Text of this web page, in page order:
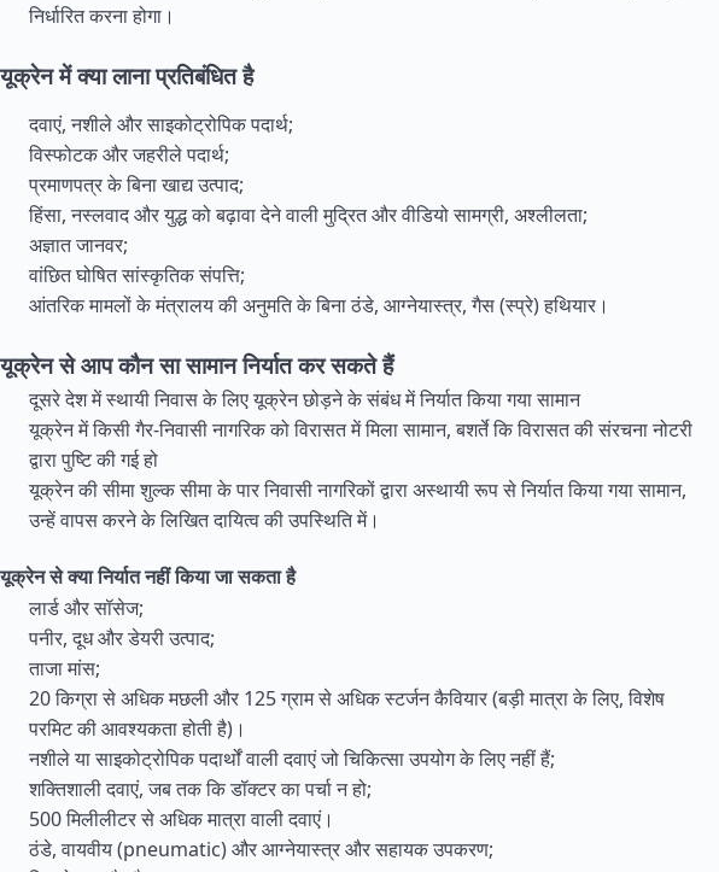
निर्धारित करना होगा।
यूक्रेन में क्या लाना प्रतिबंधित है
दवाएं, नशीले और साइकोट्रोपिक पदार्थ;
विस्फोटक और जहरीले पदार्थ;
प्रमाणपत्र के बिना खाद्य उत्पाद;
हिंसा, नस्लवाद और युद्ध को बढ़ावा देने वाली मुद्रित और वीडियो सामग्री, अश्लीलता;
अज्ञात जानवर;
वांछित घोषित सांस्कृतिक संपत्ति;
आंतरिक मामलों के मंत्रालय की अनुमति के बिना ठंडे, आग्नेयास्त्र, गैस (स्प्रे) हथियार।
यूक्रेन से आप कौन सा सामान निर्यात कर सकते हैं
दूसरे देश में स्थायी निवास के लिए यूक्रेन छोड़ने के संबंध में निर्यात किया गया सामान
यूक्रेन में किसी गैर-निवासी नागरिक को विरासत में मिला सामान, बशर्ते कि विरासत की संरचना नोटरी
द्वारा पुष्टि की गई हो
यूक्रेन की सीमा शुल्क सीमा के पार निवासी नागरिकों द्वारा अस्थायी रूप से निर्यात किया गया सामान,
उन्हें वापस करने के लिखित दायित्व की उपस्थिति में।
यूक्रेन से क्या निर्यात नहीं किया जा सकता है
लार्ड और सॉसेज;
पनीर, दूध और डेयरी उत्पाद;
ताजा मांस;
20 किग्रा से अधिक मछली और 125 ग्राम से अधिक स्टर्जन कैवियार (बड़ी मात्रा के लिए, विशेष
परमिट की आवश्यकता होती है)।
नशीले या साइकोट्रोपिक पदार्थों वाली दवाएं जो चिकित्सा उपयोग के लिए नहीं हैं;
शक्तिशाली दवाएं, जब तक कि डॉक्टर का पर्चा न हो;
500 मिलीलीटर से अधिक मात्रा वाली दवाएं।
ठंडे, वायवीय (pneumatic) और आग्नेयास्त्र और सहायक उपकरण;